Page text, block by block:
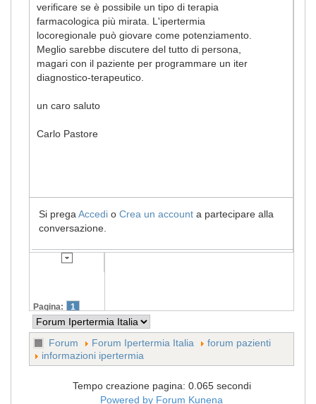
verificare se è possibile un tipo di terapia
farmacologica più mirata. L'ipertermia
locoregionale può giovare come potenziamento.
Meglio sarebbe discutere del tutto di persona,
magari con il paziente per programmare un iter
diagnostico-terapeutico.
un caro saluto
Carlo Pastore
Si prega Accedi o Crea un account a partecipare alla
conversazione.
Pagina: 1
Forum Forum Ipertermia Italia
forum pazienti
informazioni ipertermia
Tempo creazione pagina: 0.065 secondi
Powered by Forum Kunena